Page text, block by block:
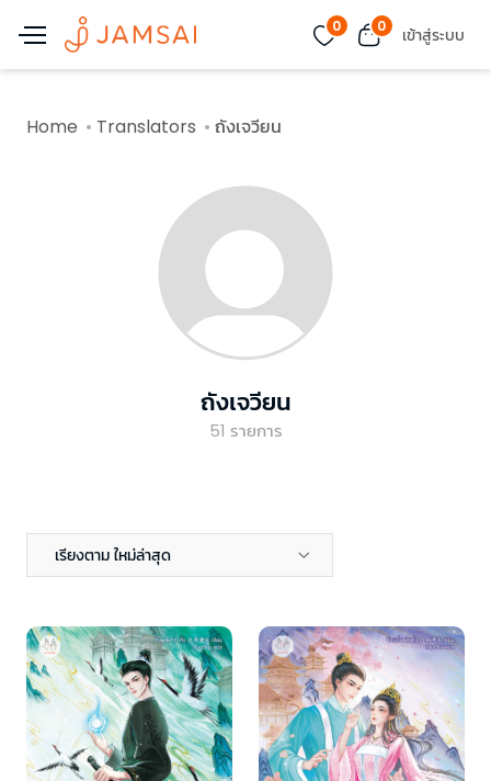
0 0 เข้าสู่ระบบ
Home Translators ถังเจวียน
ถังเจวียน
51 รายการ
เรียงตาม ใหม่ล่าสุด